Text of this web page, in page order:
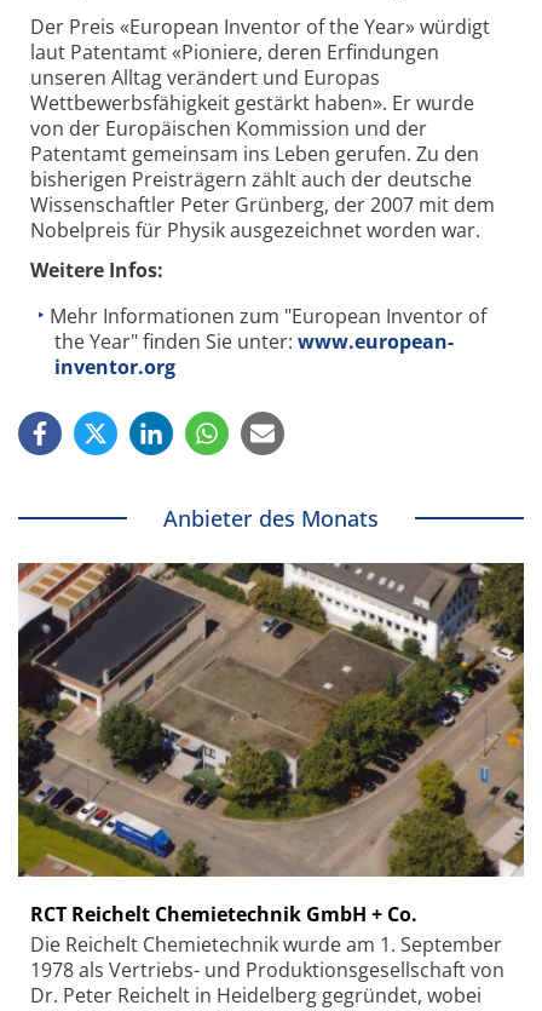
Der Preis «European Inventor of the Year» würdigt
laut Patentamt «Pioniere, deren Erfindungen
unseren Alltag verändert und Europas
Wettbewerbsfähigkeit gestärkt haben». Er wurde
von der Europäischen Kommission und der
Patentamt gemeinsam ins Leben gerufen. Zu den
bisherigen Preisträgern zählt auch der deutsche
Wissenschaftler Peter Grünberg, der 2007 mit dem
Nobelpreis für Physik ausgezeichnet worden war.
Weitere Infos:
Mehr Informationen zum "European Inventor of
the Year" finden Sie unter: www.european-
inventor.org
Anbieter des Monats
RCT Reichelt Chemietechnik GmbH + Co.
Die Reichelt Chemietechnik wurde am 1. September
1978 als Vertriebs- und Produktionsgesellschaft von
Dr. Peter Reichelt in Heidelberg gegründet, wobei